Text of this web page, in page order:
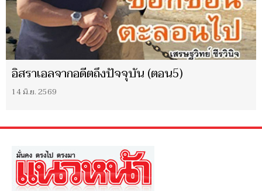
อิสราเอลจากอดีตถึงปัจจุบัน (ตอน5)
14 มิ.ย. 2569